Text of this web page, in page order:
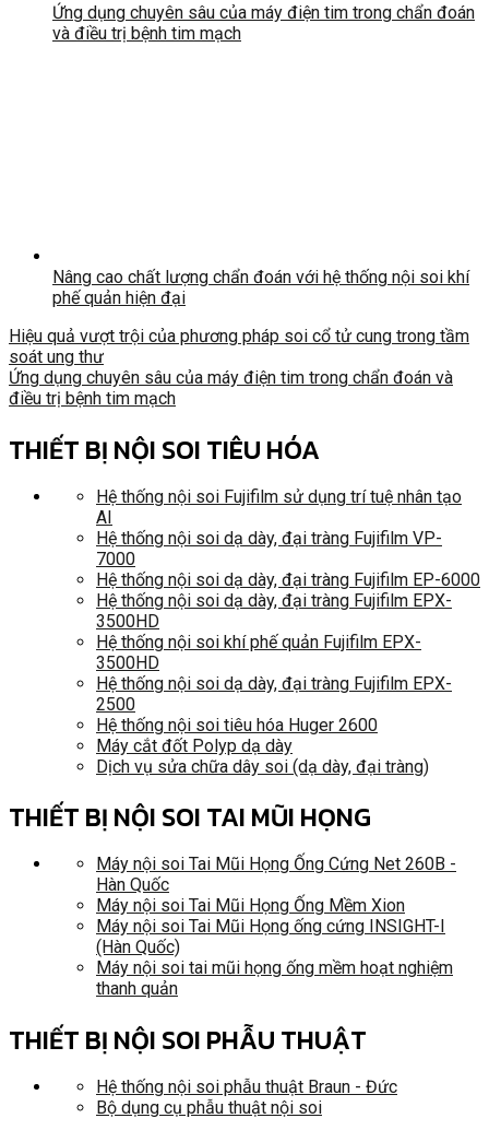
Ứng dụng chuyên sâu của máy điện tim trong chẩn đoán
và điều trị bệnh tim mạch
Nâng cao chất lượng chẩn đoán với hệ thống nội soi khí
phế quản hiện đại
Hiệu quả vượt trội của phương pháp soi cổ tử cung trong tầm
soát ung thư
Ứng dụng chuyên sâu của máy điện tim trong chẩn đoán và
điều trị bệnh tim mạch
THIẾT BỊ NỘI SOI TIÊU HÓA
Hệ thống nội soi Fujifilm sử dụng trí tuệ nhân tạo
AI
Hệ thống nội soi dạ dày, đại tràng Fujifilm VP-
7000
Hệ thống nội soi dạ dày, đại tràng Fujifilm EP-6000
Hệ thống nội soi dạ dày, đại tràng Fujifilm EPX-
3500HD
Hệ thống nội soi khí phế quản Fujifilm EPX-
3500HD
Hệ thống nội soi dạ dày, đại tràng Fujifilm EPX-
2500
Hệ thống nội soi tiêu hóa Huger 2600
Máy cắt đốt Polyp dạ dày
Dịch vụ sửa chữa dây soi (dạ dày, đại tràng)
THIẾT BỊ NỘI SOI TAI MŨI HỌNG
Máy nội soi Tai Mũi Họng Ống Cứng Net 260B -
Hàn Quốc
Máy nội soi Tai Mũi Họng Ống Mềm Xion
Máy nội soi Tai Mũi Họng ống cứng INSIGHT-I
(Hàn Quốc)
Máy nội soi tai mũi họng ống mềm hoạt nghiệm
thanh quản
THIẾT BỊ NỘI SOI PHẪU THUẬT
Hệ thống nội soi phẫu thuật Braun - Đức
Bộ dụng cụ phẫu thuật nội soi